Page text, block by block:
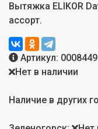
Вытяжка ELIKOR
ассорт.
Артикул: 0008449
Нет в наличии
Наличие в других